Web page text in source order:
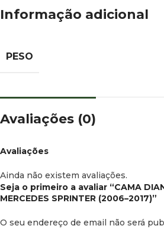
Informação adicional
PESO
Avaliações (0)
Avaliações
Ainda não existem avaliações.
Seja o primeiro a avaliar “CAMA
MERCEDES SPRINTER (2006–2017)”
O seu endereço de email não será